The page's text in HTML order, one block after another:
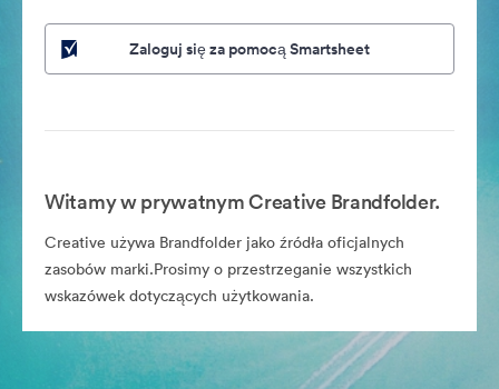
Zaloguj się za pomocą Smartsheet
Witamy w prywatnym Creative Brandfolder.
Creative używa Brandfolder jako źródła oficjalnych
zasobów marki.Prosimy o przestrzeganie wszystkich
wskazówek dotyczących użytkowania.